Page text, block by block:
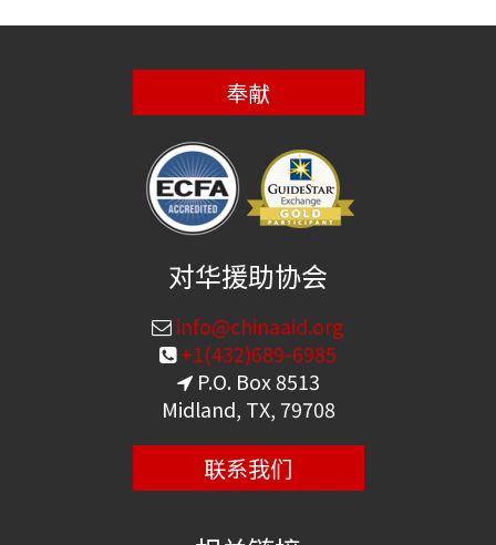
奉献
对华援助协会
info@chinaaid.org
+1(432)689-6985
P.O. Box 8513
Midland, TX, 79708
联系我们